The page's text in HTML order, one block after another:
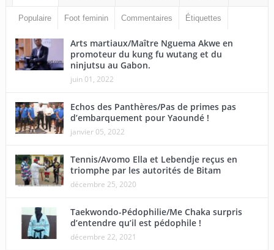
Populaire Foot feminin Commentaires Étiquettes
Arts martiaux/Maître Nguema Akwe en
promoteur du kung fu wutang et du
ninjutsu au Gabon.
juin 01, 2022
Echos des Panthères/Pas de primes pas
d’embarquement pour Yaoundé !
janvier 05, 2022
Tennis/Avomo Ella et Lebendje reçus en
triomphe par les autorités de Bitam
décembre 25, 2020
Taekwondo-Pédophilie/Me Chaka surpris
d’entendre qu’il est pédophile !
décembre 22, 2021